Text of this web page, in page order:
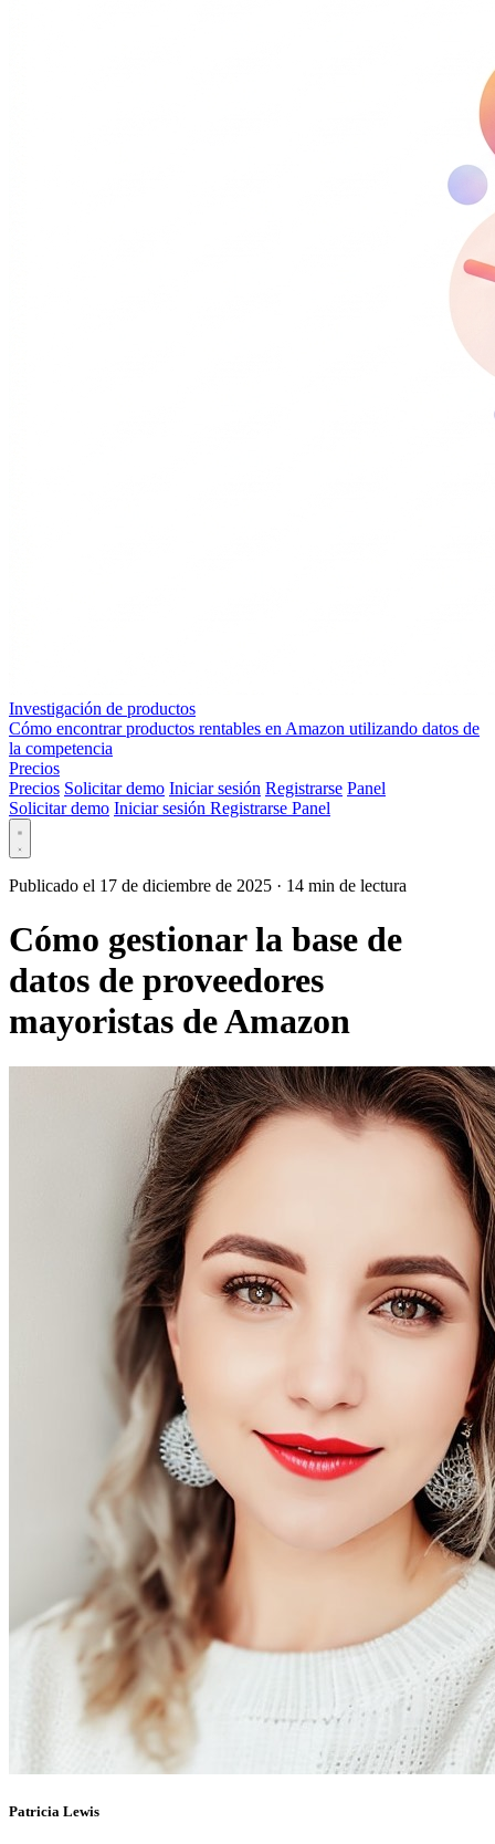
Investigación de productos
Cómo encontrar productos rentables en Amazon utilizando datos de
la competencia
Precios
Precios Solicitar demo Iniciar sesión Registrarse Panel
Solicitar demo Iniciar sesión Registrarse Panel
Publicado el 17 de diciembre de 2025 · 14 min de lectura
Cómo gestionar la base de
datos de proveedores
mayoristas de Amazon
Patricia Lewis